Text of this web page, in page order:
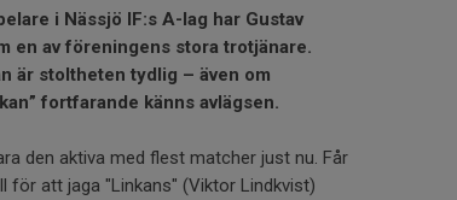
i Nässjö IF:s A-lag har Gustav
en av föreningens stora trotjänare.
är stoltheten tydlig – även om
fortfarande känns avlägsen.
den aktiva med flest matcher just nu. Får
för att jaga "Linkans" (Viktor Lindkvist)